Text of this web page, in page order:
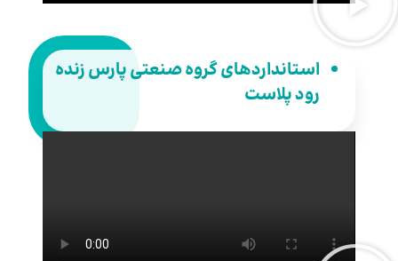
استانداردهای گروه صنعتی پارس زنده
رود پلاست